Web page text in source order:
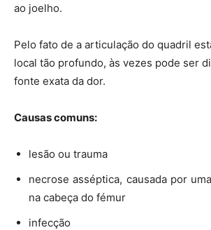
ao joelho.
Pelo fato de a articulação do quadril
local tão profundo, às vezes pode ser
fonte exata da dor.
Causas comuns:
lesão ou trauma
necrose asséptica, causada por
na cabeça do fémur
infecção